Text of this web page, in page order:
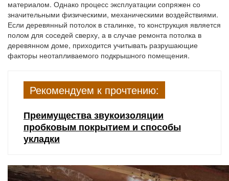
материалом. Однако процесс эксплуатации сопряжен со
значительными физическими, механическими воздействиями.
Если деревянный потолок в сталинке, то конструкция является
полом для соседей сверху, а в случае ремонта потолка в
деревянном доме, приходится учитывать разрушающие
факторы неотапливаемого подкрышного помещения.
Рекомендуем к прочтению:
Преимущества звукоизоляции
пробковым покрытием и способы
укладки